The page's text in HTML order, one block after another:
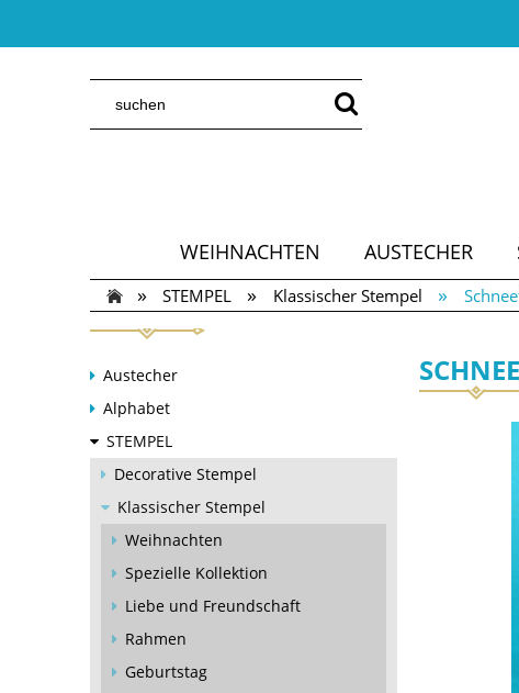
WEIHNACHTEN AUSTECHER
» STEMPEL » Klassischer Stempel »
Austecher
Alphabet
STEMPEL
Decorative Stempel
Klassischer Stempel
Weihnachten
Spezielle Kollektion
Liebe und Freundschaft
Rahmen
Geburtstag